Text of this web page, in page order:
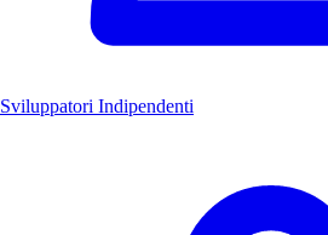
Sviluppatori Indipendenti